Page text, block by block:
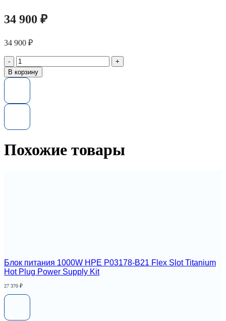
34 900 ₽
34 900 ₽
Количество
товара
Блок
HPE
Flex
Titanium
В корзину
Похожие товары
Блок питания 1000W HPE P03178-B21 Flex Slot Titanium
Hot Plug Power Supply Kit
27 370 ₽